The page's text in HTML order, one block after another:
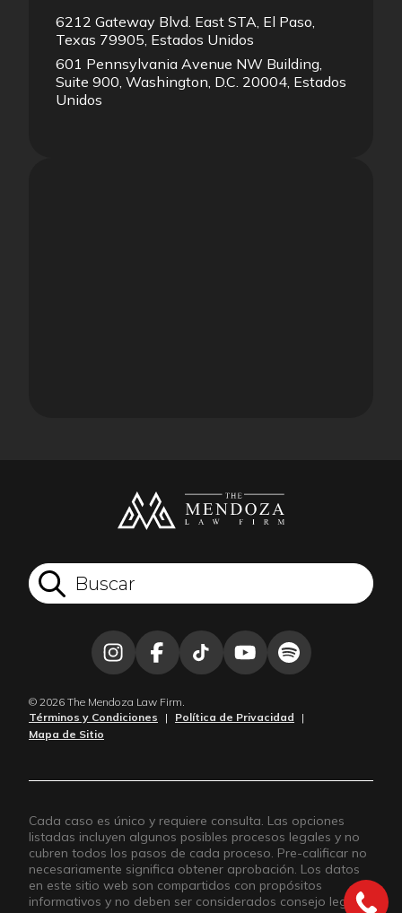
6212 Gateway Blvd. East STA, El Paso,
Texas 79905, Estados Unidos
601 Pennsylvania Avenue NW Building,
Suite 900, Washington, D.C. 20004, Estados
Unidos
© 2026 The Mendoza Law Firm.
Términos y Condiciones
| Política de Privacidad
|
Mapa de Sitio
Cada caso es único y requiere consulta. Las opciones
listadas incluyen algunos posibles procesos legales y no
cubren todos los pasos de cada proceso. Pre-calificar no
necesariamente significa obtener aprobación. Los datos
en este sitio web son compartidos con propósitos
informativos y no deben ser considerados consejo legal.